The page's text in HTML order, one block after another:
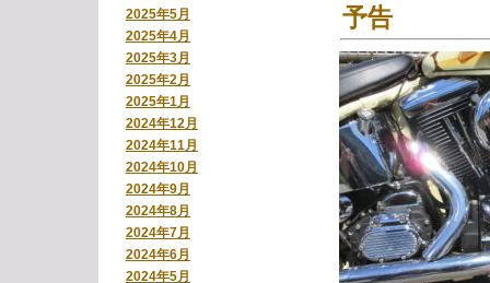
2025年5月
2025年4月
2025年3月
2025年2月
2025年1月
2024年12月
2024年11月
2024年10月
2024年9月
2024年8月
2024年7月
2024年6月
2024年5月
予告